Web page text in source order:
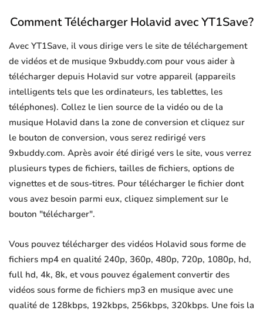
Comment Télécharger Holavid avec YT1Save?
Avec YT1Save, il vous dirige vers le site de téléchargement
de vidéos et de musique 9xbuddy.com pour vous aider à
télécharger depuis Holavid sur votre appareil (appareils
intelligents tels que les ordinateurs, les tablettes, les
téléphones). Collez le lien source de la vidéo ou de la
musique Holavid dans la zone de conversion et cliquez sur
le bouton de conversion, vous serez redirigé vers
9xbuddy.com. Après avoir été dirigé vers le site, vous verrez
plusieurs types de fichiers, tailles de fichiers, options de
vignettes et de sous-titres. Pour télécharger le fichier dont
vous avez besoin parmi eux, cliquez simplement sur le
bouton "télécharger".
Vous pouvez télécharger des vidéos Holavid sous forme de
fichiers mp4 en qualité 240p, 360p, 480p, 720p, 1080p, hd,
full hd, 4k, 8k, et vous pouvez également convertir des
vidéos sous forme de fichiers mp3 en musique avec une
qualité de 128kbps, 192kbps, 256kbps, 320kbps. Une fois la